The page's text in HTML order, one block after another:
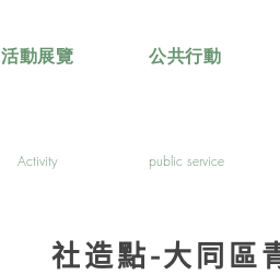
活動展覽 公共行動
Activity public service
社造點-大同區